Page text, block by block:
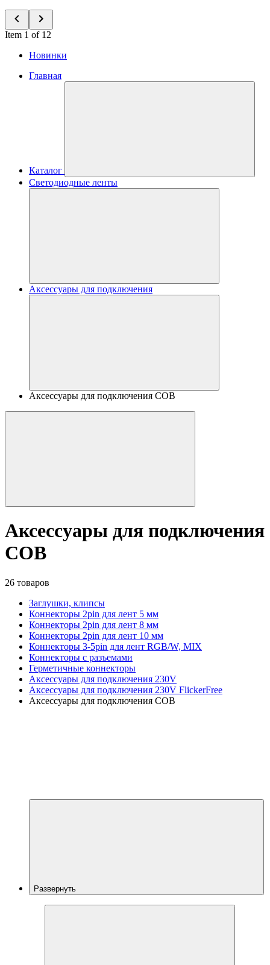
Item 1 of 12
Новинки
Главная
Каталог
Светодиодные ленты
Аксессуары для подключения
Аксессуары для подключения COB
Аксессуары для подключения
COB
26 товаров
Заглушки, клипсы
Коннекторы 2pin для лент 5 мм
Коннекторы 2pin для лент 8 мм
Коннекторы 2pin для лент 10 мм
Коннекторы 3-5pin для лент RGB/W, MIX
Коннекторы с разъемами
Герметичные коннекторы
Аксессуары для подключения 230V
Аксессуары для подключения 230V FlickerFree
Аксессуары для подключения COB
Развернуть